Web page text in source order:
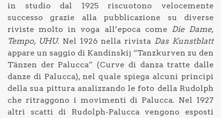
in studio dal 1925 riscuotono velocemente
successo grazie alla pubblicazione su diverse
riviste molto in voga all’epoca come Die Dame,
Tempo, UHU. Nel 1926 nella rivista Das Kunstblatt
appare un saggio di Kandinskij “Tanzkurven zu den
Tänzen der Palucca” (Curve di danza tratte dalle
danze di Palucca), nel quale spiega alcuni principi
della sua pittura analizzando le foto della Rudolph
che ritraggono i movimenti di Palucca. Nel 1927
altri scatti di Rudolph-Palucca vengono esposti